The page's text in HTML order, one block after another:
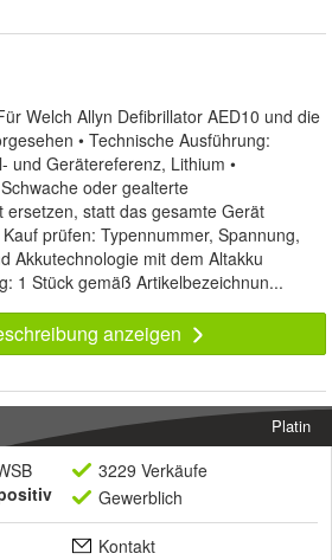
Welch Allyn Defibrillator AED10 und die
• Technische Ausführung:
und Gerätereferenz, Lithium •
oder gealterte
ersetzen, statt das gesamte Gerät
prüfen: Typennummer, Spannung,
Akkutechnologie mit dem Altakku
1 Stück gemäß Artikelbezeichnun...
anzeigen
Platin
3229 Verkäufe
Gewerblich
Kontakt